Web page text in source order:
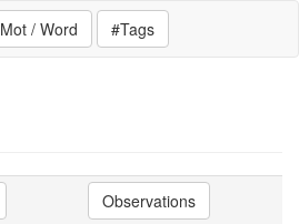
Mot / Word #Tags
Observations